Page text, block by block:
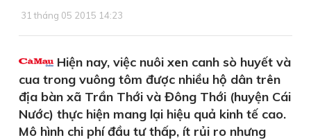
31 tháng 05 2015 14:23
Hiện nay, việc nuôi xen canh sò huyết và
cua trong vuông tôm được nhiều hộ dân trên
địa bàn xã Trần Thới và Đông Thới (huyện Cái
Nước) thực hiện mang lại hiệu quả kinh tế cao.
Mô hình chi phí đầu tư thấp, ít rủi ro nhưng